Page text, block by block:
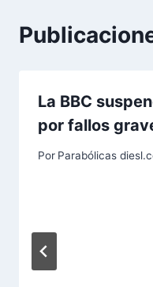
La BBC
por fallos
Por Parabólicas